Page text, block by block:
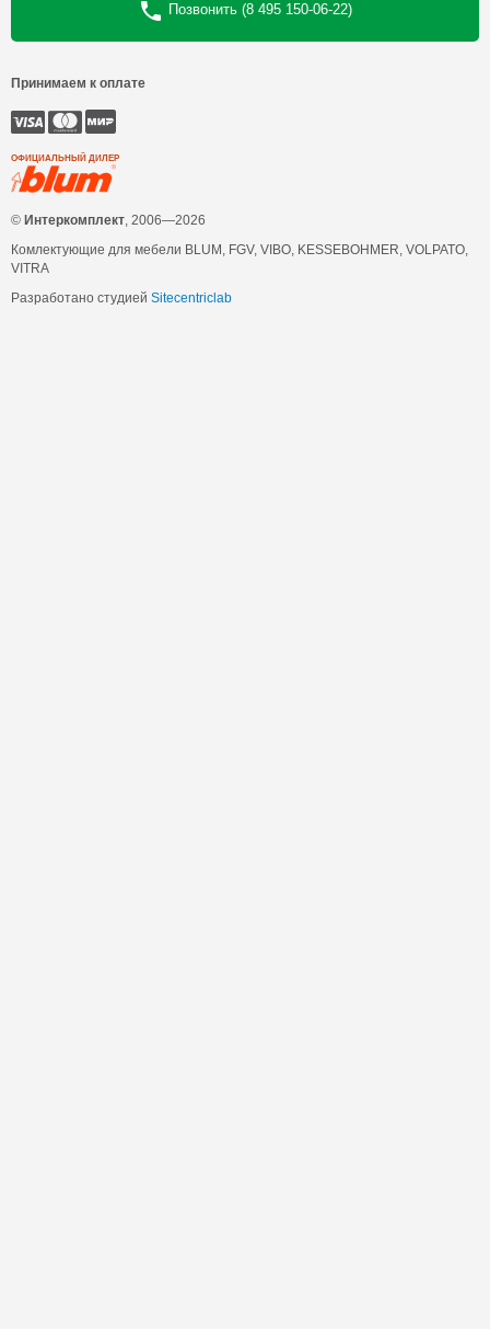
Позвонить (8 495 150-06-22)
Принимаем к оплате
ОФИЦИАЛЬНЫЙ ДИЛЕР
© Интеркомплект , 2006—2026
Комлектующие для мебели BLUM, FGV, VIBO, KESSEBOHMER, VOLPATO,
VITRA
Разработано студией Sitecentriclab